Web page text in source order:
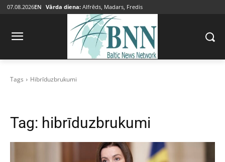
07.08.2026EN Vārda diena: Alfrēds, Madars, Fredis
Tags Hibrīduzbrukumi
Tag: hibrīduzbrukumi